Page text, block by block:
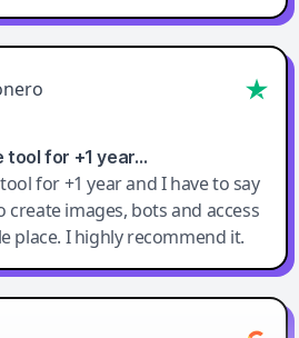
tool for +1 year…
for +1 year and I have to say
create images, bots and access
place. I highly recommend it.